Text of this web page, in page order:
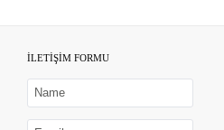
İLETİŞİM FORMU